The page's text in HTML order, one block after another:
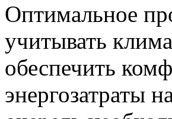
Оптимальное
учитывать
обеспечить
энергозатраты